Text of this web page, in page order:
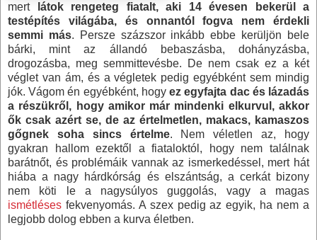
mert
látok rengeteg fiatalt, aki 14 évesen bekerül a
testépítés világába, és onnantól fogva nem érdekli
semmi más. Persze százszor inkább ebbe kerüljön bele
bárki, mint az állandó bebaszásba, dohányzásba,
drogozásba, meg semmittevésbe. De nem csak ez a két
véglet van ám, és a végletek pedig egyébként sem mindig
jók. Vágom én egyébként, hogyez egyfajta dac és lázadás
a részükről, hogy amikor már mindenki elkurvul, akkor
ők csak azért se, de az értelmetlen, makacs, kamaszos
gőgnek soha sincs értelme. Nem véletlen az, hogy
gyakran hallom ezektől a fiataloktól, hogy nem találnak
barátnőt, és problémáik vannak az ismerkedéssel, mert hát
hiába a nagy hárdkórság és elszántság, a cerkát bizony
nem köti le a nagysúlyos guggolás, vagy a magas
ismétléses fekvenyomás. A szex pedig az egyik, ha nem a
legjobb dolog ebben a kurva életben.